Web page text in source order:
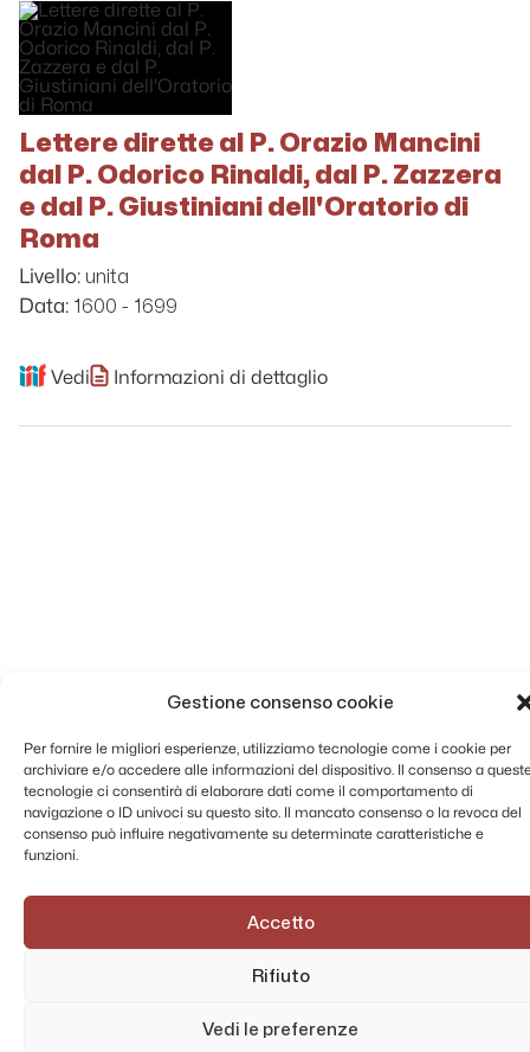
Gestione consenso cookie
Per fornire le migliori esperienze, utilizziamo tecnologie come i cookie per
archiviare e/o accedere alle informazioni del dispositivo. Il consenso a
tecnologie ci consentirà di elaborare dati come il comportamento di
navigazione o ID univoci su questo sito. Il mancato consenso o la revoca del
consenso può influire negativamente su determinate caratteristiche e
funzioni.
Accetto
Rifiuto
Vedi le preferenze
Lettere dirette al P. Orazio Mancini
dal P. Odorico Rinaldi, dal P. Zazzera
e dal P. Giustiniani dell'Oratorio di
Roma
Livello: unita
Data: 1600 - 1699
Vedi Informazioni di dettaglio